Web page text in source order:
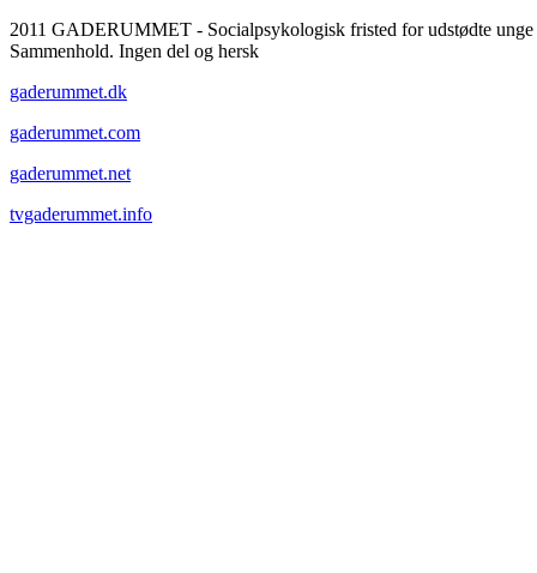
2011 GADERUMMET - Socialpsykologisk fristed for udstødte unge
Sammenhold. Ingen del og hersk
gaderummet.dk
gaderummet.com
gaderummet.net
tvgaderummet.info